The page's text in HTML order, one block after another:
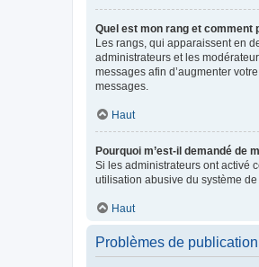
Quel est mon rang et comment
Les rangs, qui apparaissent en
administrateurs et les
messages afin d’augmenter
messages.
Haut
Pourquoi m’est-il demandé de
Si les administrateurs ont activé
utilisation abusive du système
Haut
Problèmes de publication